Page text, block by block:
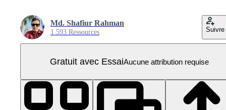
Md. Shafiur Rahman
1 593 Ressources Suivre
Gratuit avec EssaiAucune attribution requise